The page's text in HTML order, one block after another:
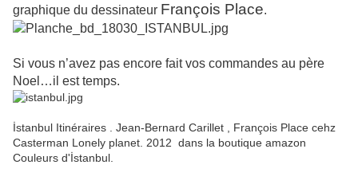
graphique du dessinateur François Place.
Si vous n’avez pas encore fait vos commandes au père
Noel…il est temps.
İstanbul Itinéraires . Jean-Bernard Carillet , François Place cehz
Casterman Lonely planet. 2012 dans la boutique amazon
Couleurs d'İstanbul.